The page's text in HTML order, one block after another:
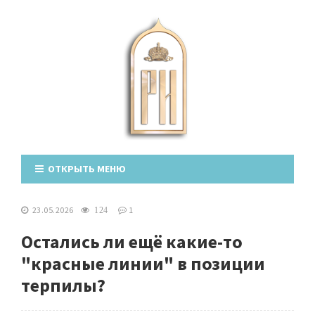
ОТКРЫТЬ МЕНЮ
23.05.2026 124 1
Остались ли ещё какие-то
"красные линии" в позиции
терпилы?